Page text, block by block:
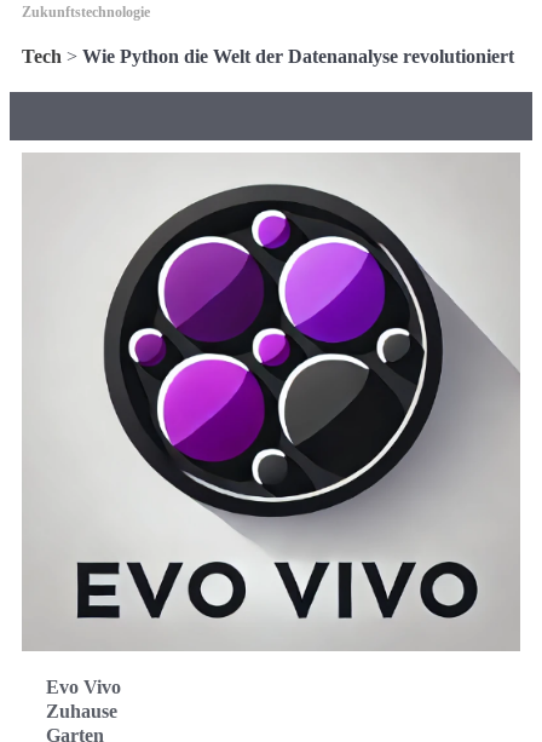
Zukunftstechnologie
Tech > Wie Python die Welt der Datenanalyse revolutioniert
Evo Vivo
Zuhause
Garten